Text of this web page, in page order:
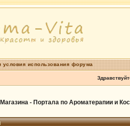
условия использования форума
- Портала по Ароматерапии и